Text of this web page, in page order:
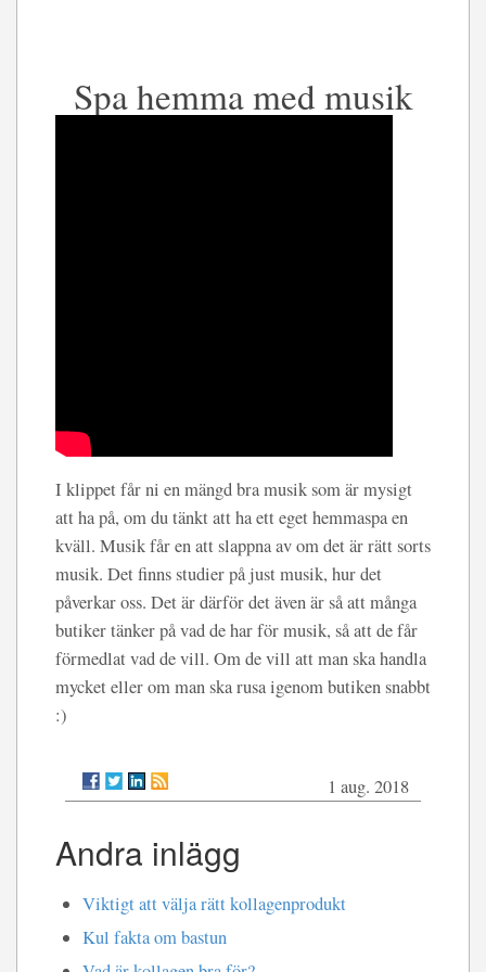
Spa hemma med musik
I klippet får ni en mängd bra musik som är mysigt
att ha på, om du tänkt att ha ett eget hemmaspa en
kväll. Musik får en att slappna av om det är rätt sorts
musik. Det finns studier på just musik, hur det
påverkar oss. Det är därför det även är så att många
butiker tänker på vad de har för musik, så att de får
förmedlat vad de vill. Om de vill att man ska handla
mycket eller om man ska rusa igenom butiken snabbt
:)
1 aug. 2018
Andra inlägg
Viktigt att välja rätt kollagenprodukt
Kul fakta om bastun